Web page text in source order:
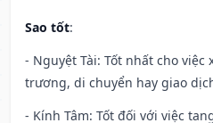
Sao tốt:
- Nguyệt Tài: Tốt nhất cho
trương, di chuyển hay giao
- Kính Tâm: Tốt đối với việc